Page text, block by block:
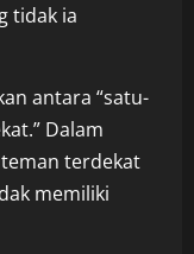
tidak ia
antara “satu-
Dalam
terdekat
memiliki